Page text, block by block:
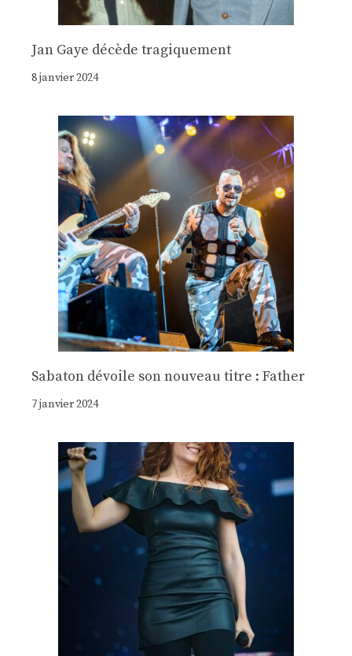
Jan Gaye décède tragiquement
8 janvier 2024
Sabaton dévoile son nouveau titre : Father
7 janvier 2024